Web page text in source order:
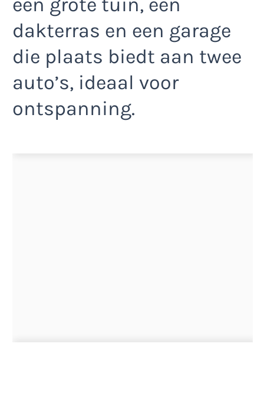
dakterras en een garage
die plaats biedt aan twee
auto’s, ideaal voor
ontspanning.